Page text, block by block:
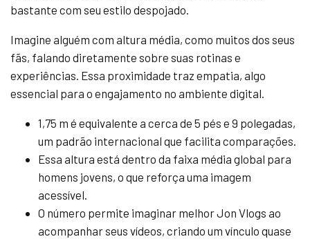
bastante com seu estilo despojado.
Imagine alguém com altura média, como muitos dos seus
fãs, falando diretamente sobre suas rotinas e
experiências. Essa proximidade traz empatia, algo
essencial para o engajamento no ambiente digital.
1,75 m é equivalente a cerca de 5 pés e 9 polegadas,
um padrão internacional que facilita comparações.
Essa altura está dentro da faixa média global para
homens jovens, o que reforça uma imagem
acessível.
O número permite imaginar melhor Jon Vlogs ao
acompanhar seus vídeos, criando um vínculo quase